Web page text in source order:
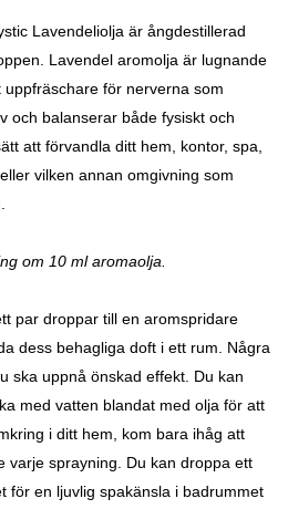
Lavendeliolja är ångdestillerad
Lavendel aromolja är lugnande
för nerverna som
och balanserar både fysiskt och
att förvandla ditt hem, kontor, spa,
vilken annan omgivning som
om 10 ml aromaolja.
par droppar till en aromspridare
dess behagliga doft i ett rum. Några
ska uppnå önskad effekt. Du kan
med vatten blandat med olja för att
i ditt hem, kom bara ihåg att
varje sprayning. Du kan droppa ett
för en ljuvlig spakänsla i badrummet